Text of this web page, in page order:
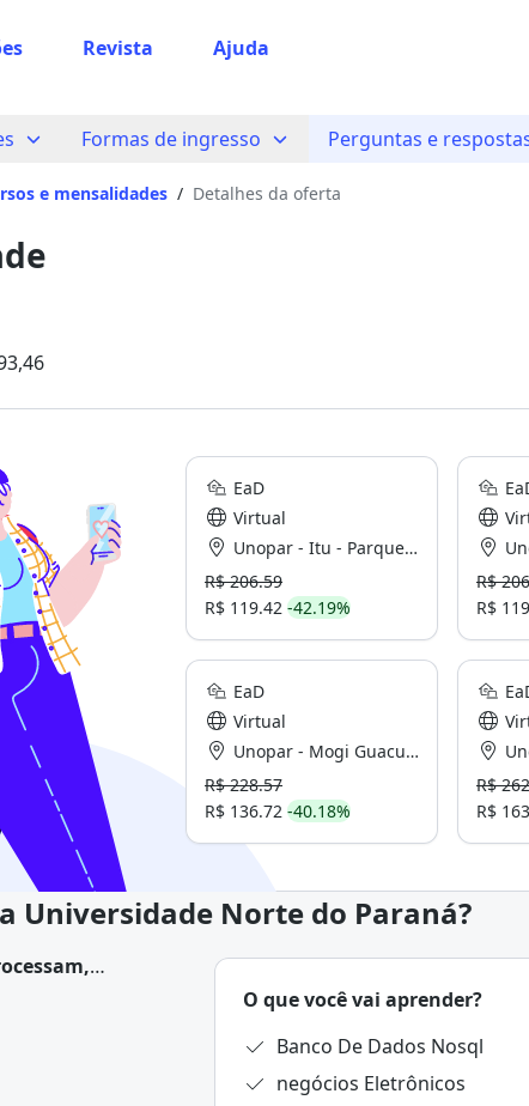
Revista Ajuda
Formas de ingresso Perguntas e
e mensalidades / Detalhes da oferta
EaD
Virtual
Unopar - Itu - Parque Industrial
R$ 206.59
R$ 119.42 -42.19%
R$
R$
EaD
Virtual
Unopar - Mogi Guacu - Centro
R$ 228.57
R$ 136.72 -40.18%
R$
R$
Universidade Norte do Paraná?
O que você vai aprender?
Banco De Dados Nosql
negócios Eletrônicos